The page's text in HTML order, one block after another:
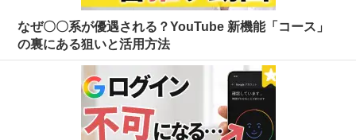
なぜ〇〇系が優遇される？YouTube 新機能「コース」
の裏にある狙いと活用方法